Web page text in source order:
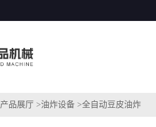
产品展厅 >油炸设备 >全自动豆皮油炸